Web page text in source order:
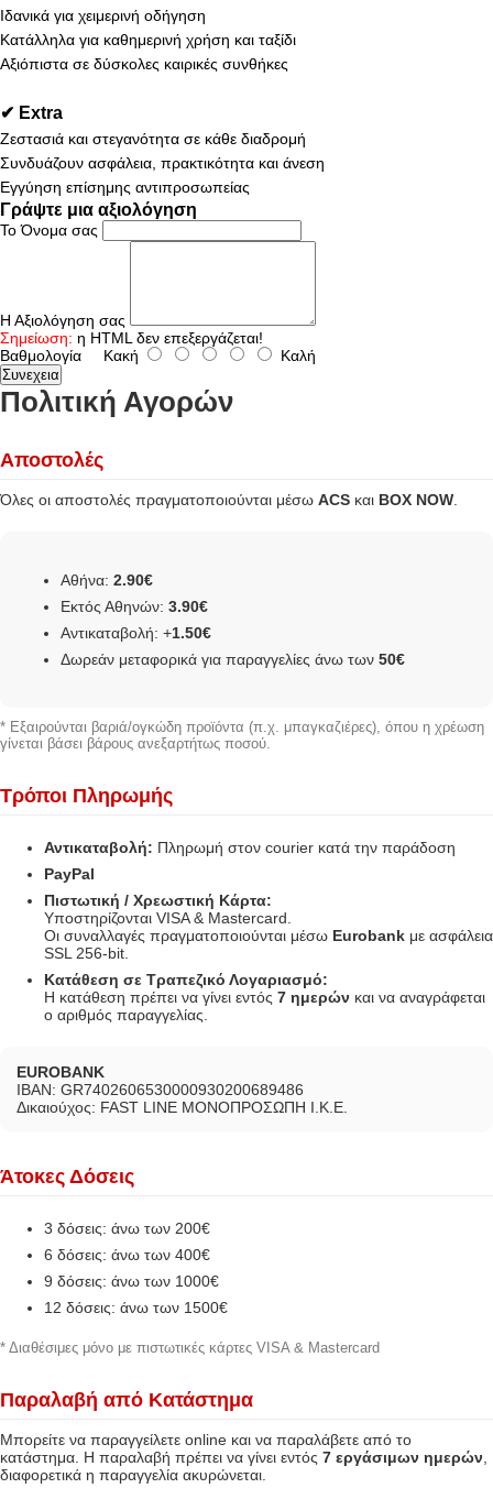
Ιδανικά για χειμερινή οδήγηση
Κατάλληλα για καθημερινή χρήση και ταξίδι
Αξιόπιστα σε δύσκολες καιρικές συνθήκες
✔ Extra
Ζεστασιά και στεγανότητα σε κάθε διαδρομή
Συνδυάζουν ασφάλεια, πρακτικότητα και άνεση
Εγγύηση επίσημης αντιπροσωπείας
Γράψτε μια αξιολόγηση
Το Όνομα σας
Η Αξιολόγηση σας
Σημείωση: η HTML δεν επεξεργάζεται!
Βαθμολογία Κακή Καλή
Συνεχεια
Πολιτική Αγορών
Αποστολές
Όλες οι αποστολές πραγματοποιούνται μέσω ACS και BOX NOW
Αθήνα: 2.90€
Εκτός Αθηνών: 3.90€
Αντικαταβολή: +1.50€
Δωρεάν μεταφορικά για παραγγελίες άνω των 50€
* Εξαιρούνται βαριά/ογκώδη προϊόντα (π.χ. μπαγκαζιέρες), όπου η χρέωση
γίνεται βάσει βάρους ανεξαρτήτως ποσού.
Τρόποι Πληρωμής
Αντικαταβολή: Πληρωμή στον courier κατά την παράδοση
PayPal
Πιστωτική / Χρεωστική Κάρτα:
Υποστηρίζονται VISA & Mastercard.
Οι συναλλαγές πραγματοποιούνται μέσω Eurobank με ασφάλεια
SSL 256-bit.
Κατάθεση σε Τραπεζικό Λογαριασμό:
Η κατάθεση πρέπει να γίνει εντός 7 ημερών και να αναγράφεται
ο αριθμός παραγγελίας.
EUROBANK
IBAN: GR7402606530000930200689486
Δικαιούχος: FAST LINE ΜΟΝΟΠΡΟΣΩΠΗ Ι.Κ.Ε.
Άτοκες Δόσεις
3 δόσεις: άνω των 200€
6 δόσεις: άνω των 400€
9 δόσεις: άνω των 1000€
12 δόσεις: άνω των 1500€
* Διαθέσιμες μόνο με πιστωτικές κάρτες VISA & Mastercard
Παραλαβή από Κατάστημα
Μπορείτε να παραγγείλετε online και να παραλάβετε από το
κατάστημα. Η παραλαβή πρέπει να γίνει εντός 7 εργάσιμων ημερών
διαφορετικά η παραγγελία ακυρώνεται.